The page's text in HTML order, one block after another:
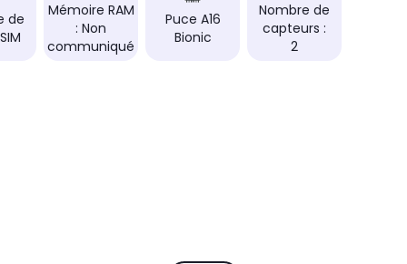
Technologie de l'écran
OLED
de
Mémoire RAM
: Non
communiqué
Puce A16
Bionic
Nombre de
capteurs :
2